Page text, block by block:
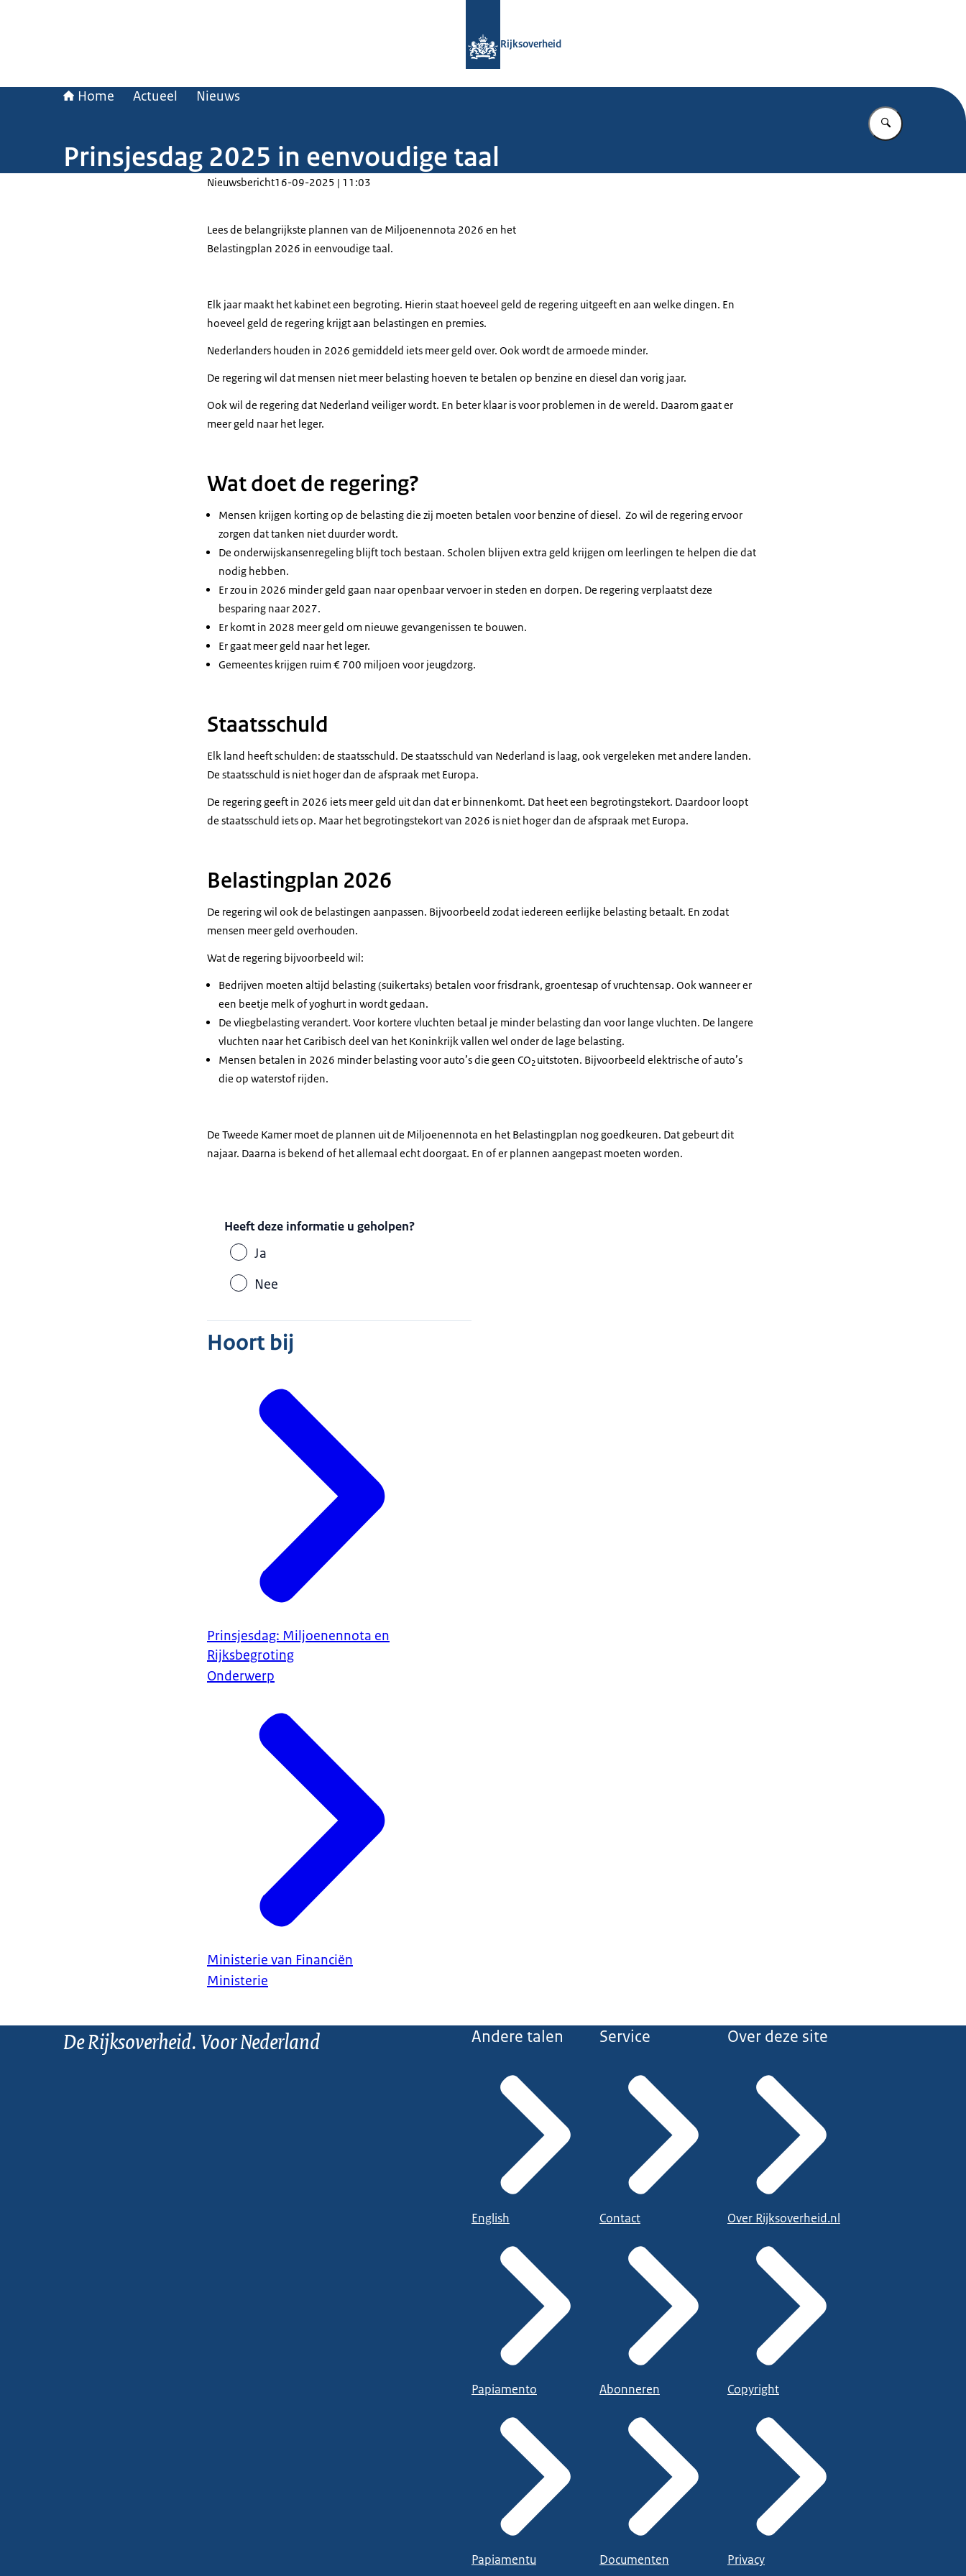
Rijksoverheid
Home Actueel Nieuws
Vul in wat u
Prinsjesdag 2025 in eenvoudige taal
Nieuwsbericht16-09-2025 | 11:03
Lees de belangrijkste plannen van de Miljoenennota 2026 en het
Belastingplan 2026 in eenvoudige taal.
Elk jaar maakt het kabinet een begroting. Hierin staat hoeveel geld de regering uitgeeft en aan welke dingen. En
hoeveel geld de regering krijgt aan belastingen en premies.
Nederlanders houden in 2026 gemiddeld iets meer geld over. Ook wordt de armoede minder.
De regering wil dat mensen niet meer belasting hoeven te betalen op benzine en diesel dan vorig jaar.
Ook wil de regering dat Nederland veiliger wordt. En beter klaar is voor problemen in de wereld. Daarom gaat er
meer geld naar het leger.
Wat doet de regering?
Mensen krijgen korting op de belasting die zij moeten betalen voor benzine of diesel. Zo wil de regering ervoor
zorgen dat tanken niet duurder wordt.
De onderwijskansenregeling blijft toch bestaan. Scholen blijven extra geld krijgen om leerlingen te helpen die dat
nodig hebben.
Er zou in 2026 minder geld gaan naar openbaar vervoer in steden en dorpen. De regering verplaatst deze
besparing naar 2027.
Er komt in 2028 meer geld om nieuwe gevangenissen te bouwen.
Er gaat meer geld naar het leger.
Gemeentes krijgen ruim € 700 miljoen voor jeugdzorg.
Staatsschuld
Elk land heeft schulden: de staatsschuld. De staatsschuld van Nederland is laag, ook vergeleken met andere landen.
De staatsschuld is niet hoger dan de afspraak met Europa.
De regering geeft in 2026 iets meer geld uit dan dat er binnenkomt. Dat heet een begrotingstekort. Daardoor loopt
de staatsschuld iets op. Maar het begrotingstekort van 2026 is niet hoger dan de afspraak met Europa.
Belastingplan 2026
De regering wil ook de belastingen aanpassen. Bijvoorbeeld zodat iedereen eerlijke belasting betaalt. En zodat
mensen meer geld overhouden.
Wat de regering bijvoorbeeld wil:
Bedrijven moeten altijd belasting (suikertaks) betalen voor frisdrank, groentesap of vruchtensap. Ook wanneer er
een beetje melk of yoghurt in wordt gedaan.
De vliegbelasting verandert. Voor kortere vluchten betaal je minder belasting dan voor lange vluchten. De langere
vluchten naar het Caribisch deel van het Koninkrijk vallen wel onder de lage belasting.
Mensen betalen in 2026 minder belasting voor auto’s die geen CO2 uitstoten. Bijvoorbeeld elektrische of auto’s
die op waterstof rijden.
De Tweede Kamer moet de plannen uit de Miljoenennota en het Belastingplan nog goedkeuren. Dat gebeurt dit
najaar. Daarna is bekend of het allemaal echt doorgaat. En of er plannen aangepast moeten worden.
Heeft deze informatie u geholpen?
Ja
Nee
Hoort bij
Prinsjesdag: Miljoenennota en
Rijksbegroting
Onderwerp
Ministerie van Financiën
Ministerie
De Rijksoverheid. Voor Nederland Andere talen
English
Papiamento
Papiamentu
Service
Contact
Abonneren
Documenten
Over deze site
Over Rijksoverheid.nl
Copyright
Privacy